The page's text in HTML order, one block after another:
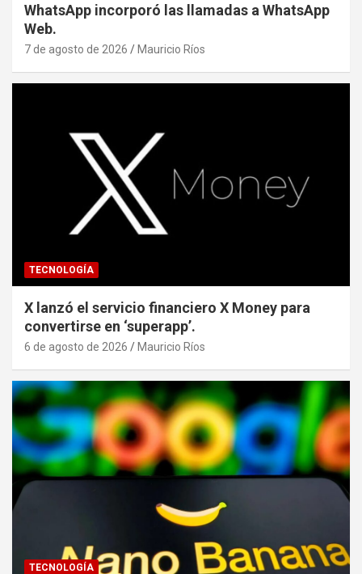
WhatsApp incorporó las llamadas a WhatsApp
Web.
7 de agosto de 2026 Mauricio Ríos
TECNOLOGÍA
X lanzó el servicio financiero X Money para
convertirse en ‘superapp’.
6 de agosto de 2026 Mauricio Ríos
TECNOLOGÍA